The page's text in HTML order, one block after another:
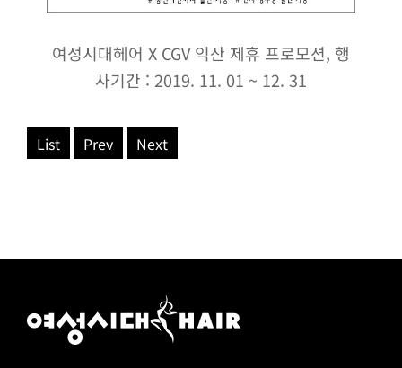
여성시대헤어 X CGV 익산 제휴 프로모션, 행
사기간 : 2019. 11. 01 ~ 12. 31
List Prev Next